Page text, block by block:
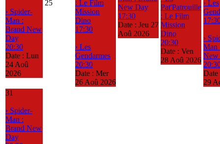
› Spider-
Man :
Brand New
Day
20:30
Date : Lun
24 Aoû
2026
25
: Le Film
Mission
Dino
17:30
› Les
Gendarmes
20:30
Date : Mer
26 Aoû 2026
New Day
17:30
Date : Jeu 27
Aoû 2026
Pat'Patrouille
: Le Film
Mission
Dino
20:30
Date : Ven
28 Aoû 2026
› Les
›
Man
New
29
31
› Spider-
Man :
Brand New
Day